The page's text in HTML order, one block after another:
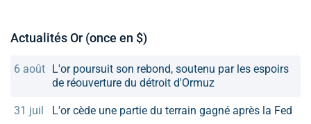
Actualités Or (once en $)
6 août L'or poursuit son rebond, soutenu par les espoirs
de réouverture du détroit d'Ormuz
31 juil L'or cède une partie du terrain gagné après la Fed